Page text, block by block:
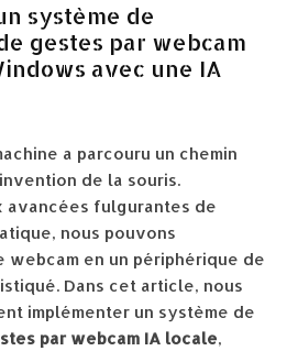
système de
gestes par webcam
avec une IA
a parcouru un chemin
de la souris.
avancées fulgurantes de
nous pouvons
webcam en un périphérique de
Dans cet article, nous
implémenter un système de
par webcam IA locale,